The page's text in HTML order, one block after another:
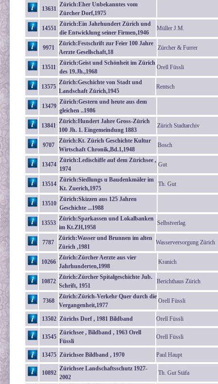
13631
Zürich:Eher Unbekanntes vom
Zürcher Dorf,1975
14551
Zürich:Ein Jahrhundert Zürich und
die Entwicklung seiner Firmen,1946
Müller J.M.
9971
Zürich:Festschrift zur Feier 100 Jahre
Aerzte Gesellschaft,18
Zürcher & Furrer
13511
Zürich:Geist und Schönheit im Zürich
des 19.Jh.,1968
Orell Füssli
13575
Zürich:Geschichte von Stadt und
Landschaft Zürich,1945
Rentsch
13479
Zürich:Gestern und heute aus dem
gleichen ..1986
13841
Zürich:Hundert Jahre Gross-Zürich
100 Jh. 1. Eingemeindung 1883
Zürich Stadtarchiv
9707
Zürich:Kt. Zürich Geschichte Kultur
Wirtschaft Chronik,Bd.1,1948
Bosch
13474
Zürich:Ledischiffe auf dem Zürichsee ,
1974
Gut
13514
Zürich:Siedlungs u Baudenkmäler im
Kt. Zuerich,1975
Th. Gut
13510
Zürich:Skizzen aus 125 Jahren
Geschichte ...1988
13553
Zürich:Sparkassen und Lokalbanken
im Kt.ZH,1958
Selbstverlag
7787
Zürich:Wasser und Brunnen im alten
Zürich ,1981
Wasserversorgung Zürich
10266
Zürich:Zürcher Aerzte aus vier
Jahrhunderten,1998
Kranich
10872
Zürich:Zürcher Spitalgeschichte Jub.
Schrift, 1951
Berichthaus Zürich
7368
Zürich:Zürich-Verkehr Quer durch die
Vergangenheit,1977
Orell Füssli
13502 Zürichs Dorf , 1981 Bildband Orell Füssli
13545
Zürichsee , Bildband , 1963 Orell
Füssli
Orell Füssli
13475 Zürichsee Bildband , 1970 Paul Haupt
10892
Zürichsee Landschaftsschutz 1927-
2002
Th. Gut Stäfa